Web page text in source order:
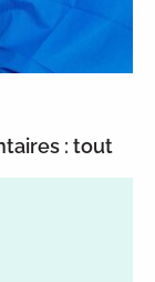
: tout